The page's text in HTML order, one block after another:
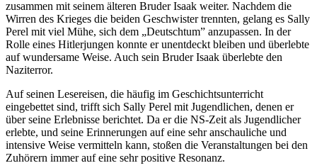
zusammen mit seinem älteren Bruder Isaak weiter. Nachdem die
Wirren des Krieges die beiden Geschwister trennten, gelang es Sally
Perel mit viel Mühe, sich dem „Deutschtum” anzupassen. In der
Rolle eines Hitlerjungen konnte er unentdeckt bleiben und überlebte
auf wundersame Weise. Auch sein Bruder Isaak überlebte den
Naziterror.
Auf seinen Lesereisen, die häufig im Geschichtsunterricht
eingebettet sind, trifft sich Sally Perel mit Jugendlichen, denen er
über seine Erlebnisse berichtet. Da er die NS-Zeit als Jugendlicher
erlebte, und seine Erinnerungen auf eine sehr anschauliche und
intensive Weise vermitteln kann, stoßen die Veranstaltungen bei den
Zuhörern immer auf eine sehr positive Resonanz.